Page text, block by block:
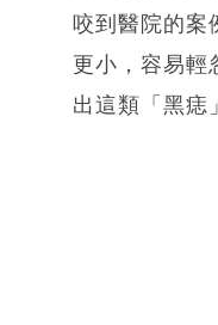
咬到醫院的案
更小，容易輕
出這類「黑痣